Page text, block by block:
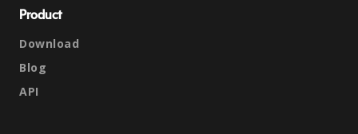
Product
Download
Blog
API